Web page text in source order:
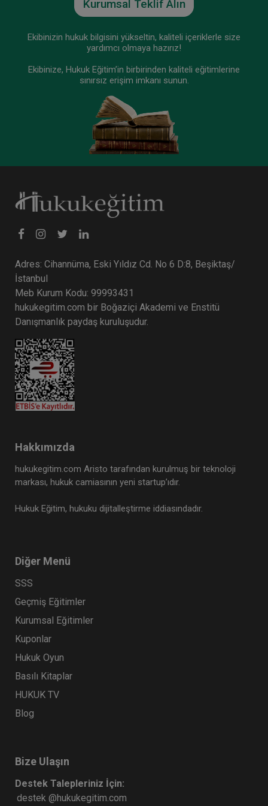
Tüketici Hukuku Enstitüsü
Ticaret Hukuku Kongresi - III. Oturum: FİKRİ
MÜLKİYET HUKUKU Video Kayıdı
360 TL
Tüketici Hukuku Enstitüsü
Ticaret Hukuku Kongresi - X. Oturum: KIYMETLİ
EVRAK Video Kaydı
360 TL Sepete Ekle
İŞLETME HUKUKU Video Kaydı
Tüketici Hukuku Enstitüsü
Kurumsal Teklif Alın
Ekibinizin hukuk bilgisini yükseltin, kaliteli içeriklerle size
yardımcı olmaya hazırız!
Ekibinize, Hukuk Eğitim’in birbirinden kaliteli eğitimlerine
sınırsız erişim imkanı sunun.
Adres: Cihannüma, Eski Yıldız Cd. No 6 D:8, Beşiktaş/
İstanbul
Meb Kurum Kodu: 99993431
hukukegitim.com bir Boğaziçi Akademi ve Enstitü
Danışmanlık paydaş kuruluşudur.
Hakkımızda
hukukegitim.com Aristo tarafından kurulmuş bir teknoloji
markası, hukuk camiasının yeni startup’ıdır.
Hukuk Eğitim, hukuku dijitalleştirme iddiasındadır.
Diğer Menü
SSS
Geçmiş Eğitimler
Kurumsal Eğitimler
Kuponlar
Hukuk Oyun
Basılı Kitaplar
HUKUK TV
Blog
Bize Ulaşın
Destek Talepleriniz İçin:
destek @hukukegitim.com